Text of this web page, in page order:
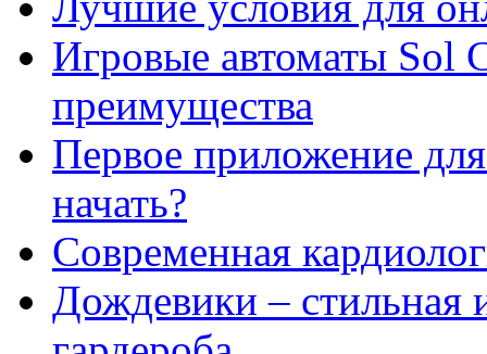
Игровые автоматы Sol
преимущества
Первое приложение
начать?
Современная
Дождевики – стильная